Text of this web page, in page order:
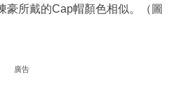
豪所戴的Cap帽顏色相似。（圖
廣告